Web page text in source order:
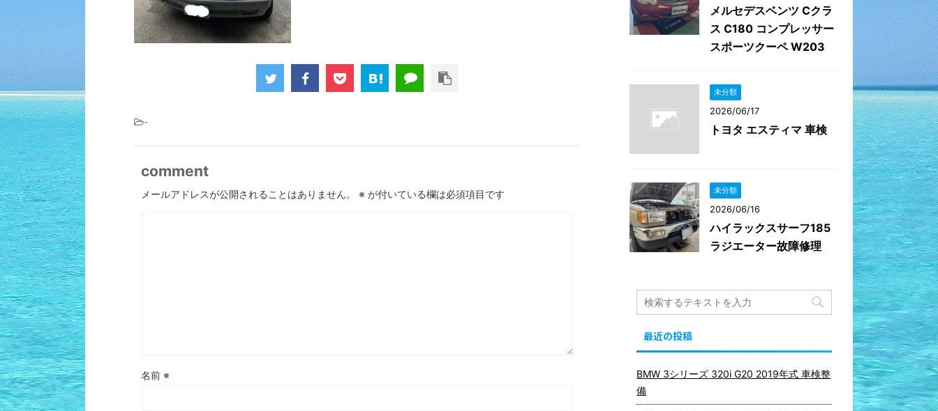
-
comment
メールアドレスが公開されることはありません。 ※ が付いている欄は必須項目です
名前 ※
メルセデスベンツ Cクラ
ス C180 コンプレッサー
スポーツクーペ W203
未分類
2026/06/17
トヨタ エスティマ 車検
未分類
2026/06/16
ハイラックスサーフ185
ラジエーター故障修理
最近の投稿
BMW 3シリーズ 320i G20 2019年式 車検整
備